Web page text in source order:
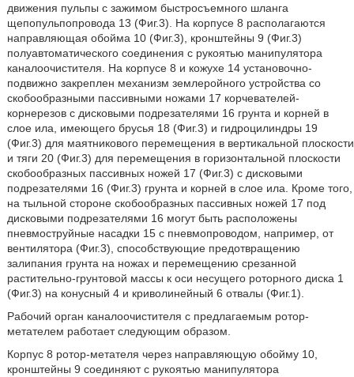
движения пульпы с зажимом быстросъемного шланга
щепопульпопровода 13 (Фиг.3). На корпусе 8 располагаются
направляющая обойма 10 (Фиг.3), кронштейны 9 (Фиг.3)
полуавтоматического соединения с рукоятью манипулятора
каналоочистителя. На корпусе 8 и кожухе 14 установочно-
подвижно закреплен механизм землеройного устройства со
скобообразными пассивными ножами 17 корчевателей-
корнерезов с дисковыми подрезателями 16 грунта и корней в
слое ила, имеющего брусья 18 (Фиг.3) и гидроцилиндры 19
(Фиг.3) для маятникового перемещения в вертикальной плоскости
и тяги 20 (Фиг.3) для перемещения в горизонтальной плоскости
скобообразных пассивных ножей 17 (Фиг.3) с дисковыми
подрезателями 16 (Фиг.3) грунта и корней в слое ила. Кроме того,
на тыльной стороне скобообразных пассивных ножей 17 под
дисковыми подрезателями 16 могут быть расположены
пневмоструйные насадки 15 с пневмопроводом, например, от
вентилятора (Фиг.3), способствующие предотвращению
залипания грунта на ножах и перемещению срезанной
растительно-грунтовой массы к оси несущего роторного диска 1
(Фиг.3) на конусный 4 и криволинейный 6 отвалы (Фиг.1).
Рабочий орган каналоочистителя с предлагаемым ротор-
метателем работает следующим образом.
Корпус 8 ротор-метателя через направляющую обойму 10,
кронштейны 9 соединяют с рукоятью манипулятора